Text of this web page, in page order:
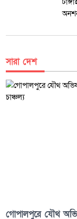
সারা দেশ
গোপালপুরে যৌথ